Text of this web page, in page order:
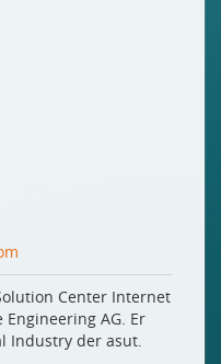
Center Internet
AG. Er
Industry der asut.